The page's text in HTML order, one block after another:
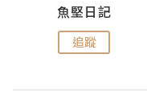
魚堅日記
追蹤